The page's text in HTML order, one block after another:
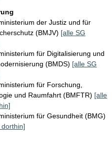
der Justiz und für
(BMJV) [alle SG
für Digitalisierung und
(BMDS) [alle SG
für Forschung,
und Raumfahrt (BMFTR) [alle
für Gesundheit (BMG)
dorthin]